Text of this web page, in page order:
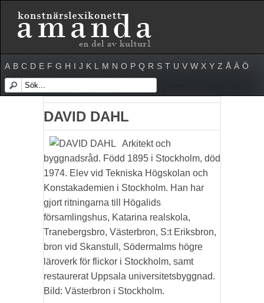
A B C D E F G H I J K L M N O P Q R S T U V W X Y Z Å Ä Ö
DAVID DAHL
Arkitekt och
byggnadsråd. Född 1895 i Stockholm, död
1974. Elev vid Tekniska Högskolan och
Konstakademien i Stockholm. Han har
gjort ritningarna till Högalids
församlingshus, Katarina realskola,
Tranebergsbro, Västerbron, S:t Eriksbron,
bron vid Skanstull, Södermalms högre
läroverk för flickor i Stockholm, samt
restaurerat Uppsala universitetsbyggnad.
Bild: Västerbron i Stockholm.